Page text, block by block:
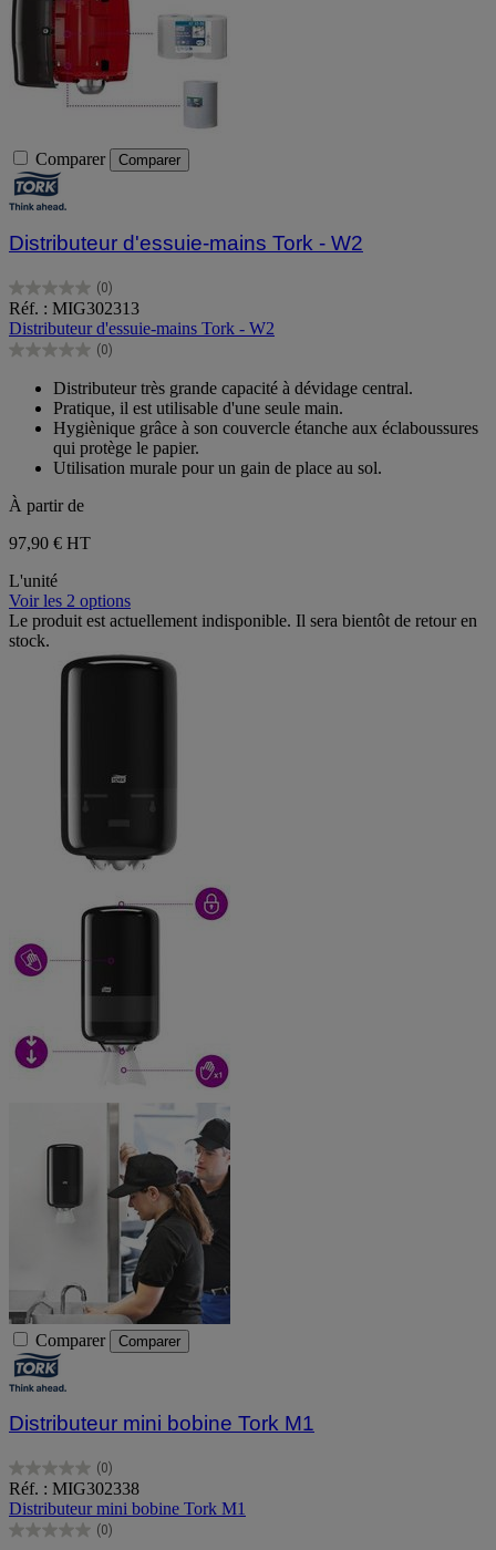
Comparer Comparer
Distributeur d'essuie-mains Tork - W2
(0)
0.0
sur
5
étoiles.
Réf. : MIG302313
Distributeur d'essuie-mains Tork - W2
(0)
0.0
étoiles.
Distributeur très grande capacité à dévidage central.
Pratique, il est utilisable d'une seule main.
Hygiènique grâce à son couvercle étanche aux éclaboussures
qui protège le papier.
Utilisation murale pour un gain de place au sol.
À partir de
97,90 € HT
L'unité
Voir les 2 options
Le produit est actuellement indisponible. Il sera bientôt de retour en
stock.
Comparer Comparer
Distributeur mini bobine Tork M1
(0)
0.0
sur
5
étoiles.
Réf. : MIG302338
Distributeur mini bobine Tork M1
(0)
0.0